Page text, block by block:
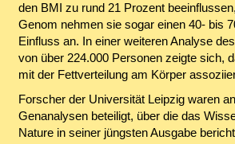
den BMI zu rund 21 Prozent
Genom nehmen sie sogar einen 40- bis
Einfluss an. In einer weiteren Analyse
von über 224.000 Personen zeigte sich,
mit der Fettverteilung am Körper
Forscher der Universität Leipzig waren
Genanalysen beteiligt, über die das
Nature in seiner jüngsten Ausgabe